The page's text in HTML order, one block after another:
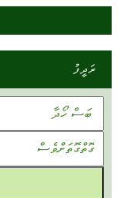
ރަދީފު